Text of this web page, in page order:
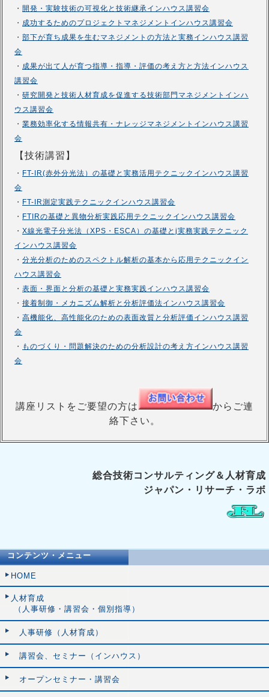
・ 開発・実験技術の可視化と技術継承インハウス講習会
・ 成功するためのプロジェクトマネジメントインハウス講習会
・ 部下が育ち成果を生むマネジメントの方法と実務インハウス講習
会
・ 成果が出て人が育つ指導・指導・評価の考え方と方法インハウス
講習会
・ 研究開発と技術人材育成を促進する技術部門マネジメントインハ
ウス講習会
・ 業務効率化する情報共有・ナレッジマネジメントインハウス講習
会
【技術講習】
・ FT-IR(赤外分光法）の基礎と実務活用テクニックインハウス講習
会
・ FT-IR測定実践テクニックインハウス講習会
・ FTIRの基礎と異物分析実践応用テクニックインハウス講習会
・ X線光電子分光法（XPS・ESCA）の基礎とj実務実践テクニック
インハウス講習会
・ 分光分析のためのスペクトル解析の基本から応用テクニックイン
ハウス講習会
・ 表面・界面と分析の基礎と実務実践インハウス講習会
・ 接着制御・メカニズム解析と分析評価法インハウス講習会
・ 高機能化、高性能化のための表面改質と分析評価インハウス講習
会
・ ものづくり・問題解決のための分析設計の考え方インハウス講習
会
講座リストをご要望の方は
からご連
絡下さい。
総合技術コンサルティング＆人材育成
ジャパン・リサーチ・ラボ
コンテンツ・メニュー
HOME
人材育成
（人事研修・講習会・個別指導）
人事研修（人材育成）
講習会、セミナー（インハウス）
オープンセミナー・講習会